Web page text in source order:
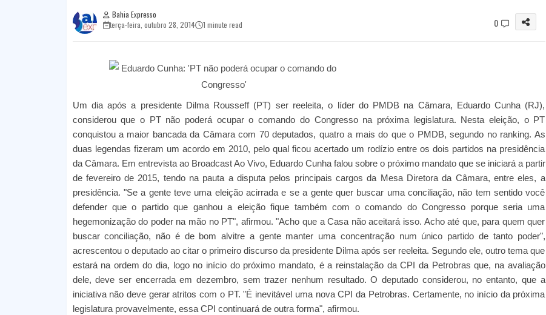
Bahia Expresso
terça-feira, outubro 28, 2014
1 minute read 0
Um dia após a presidente Dilma Rousseff (PT) ser reeleita, o líder do PMDB na Câmara, Eduardo Cunha (RJ),
considerou que o PT não poderá ocupar o comando do Congresso na próxima legislatura. Nesta eleição, o PT
conquistou a maior bancada da Câmara com 70 deputados, quatro a mais do que o PMDB, segundo no ranking. As
duas legendas fizeram um acordo em 2010, pelo qual ficou acertado um rodízio entre os dois partidos na presidência
da Câmara. Em entrevista ao Broadcast Ao Vivo, Eduardo Cunha falou sobre o próximo mandato que se iniciará a partir
de fevereiro de 2015, tendo na pauta a disputa pelos principais cargos da Mesa Diretora da Câmara, entre eles, a
presidência. "Se a gente teve uma eleição acirrada e se a gente quer buscar uma conciliação, não tem sentido você
defender que o partido que ganhou a eleição fique também com o comando do Congresso porque seria uma
hegemonização do poder na mão no PT", afirmou. "Acho que a Casa não aceitará isso. Acho até que, para quem quer
buscar conciliação, não é de bom alvitre a gente manter uma concentração num único partido de tanto poder",
acrescentou o deputado ao citar o primeiro discurso da presidente Dilma após ser reeleita. Segundo ele, outro tema que
estará na ordem do dia, logo no início do próximo mandato, é a reinstalação da CPI da Petrobras que, na avaliação
dele, deve ser encerrada em dezembro, sem trazer nenhum resultado. O deputado considerou, no entanto, que a
iniciativa não deve gerar atritos com o PT. "É inevitável uma nova CPI da Petrobras. Certamente, no início da próxima
legislatura provavelmente, essa CPI continuará de outra forma", afirmou.